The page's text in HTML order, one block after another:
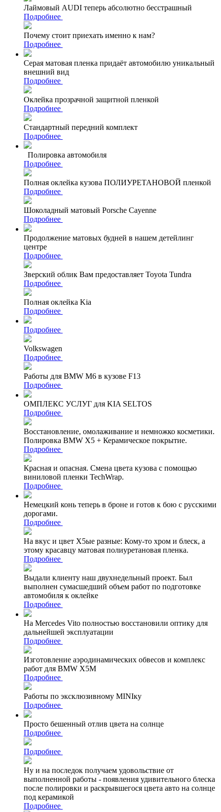
Лаймовый AUDI теперь абсолютно бесстрашный
Подробнее
Почему стоит приехать именно к нам?
Подробнее
Серая матовая пленка придаёт автомобилю уникальный
внешний вид
Подробнее
Оклейка прозрачной защитной пленкой
Подробнее
Стандартный передний комплект
Подробнее
Полировка автомобиля
Подробнее
Полная оклейка кузова ПОЛИУРЕТАНОВОЙ пленкой
Подробнее
Шоколадный матовый Porsche Cayenne
Подробнее
Продолжение матовых будней в нашем детейлинг
центре
Подробнее
Зверский облик Вам предоставляет Toyota Tundra
Подробнее
Полная оклейка Kia
Подробнее
Подробнее
Volkswagen
Подробнее
Работы для BMW M6 в кузове F13
Подробнее
ОМПЛЕКС УСЛУГ для KIA SELTOS
Подробнее
Восстановление, омолаживание и немножко косметики.
Полировка BMW X5 + Керамическое покрытие.
Подробнее
Красная и опасная. Смена цвета кузова с помощью
виниловой пленки TechWrap.
Подробнее
Немецкий конь теперь в броне и готов к бою с русскими
дорогами.
Подробнее
На вкус и цвет Х5ые разные: Кому-то хром и блеск, а
этому красавцу матовая полиуретановая пленка.
Подробнее
Выдали клиенту наш двухнедельный проект. Был
выполнен сумасшедший объем работ по подготовке
автомобиля к оклейке
Подробнее
На Mercedes Vito полностью восстановили оптику для
дальнейшей эксплуатации
Подробнее
Изготовление аэродинамических обвесов и комплекс
работ для BMW X5M
Подробнее
Работы по эксклюзивному MINIку
Подробнее
Просто бешенный отлив цвета на солнце
Подробнее
Подробнее
Ну и на последок получаем удовольствие от
выполненной работы - появления удивительного блеска
после полировки и раскрывшегося цвета авто на солнце
под керамикой
Подробнее